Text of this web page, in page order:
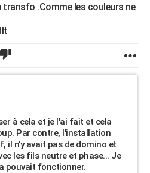
.Comme les couleurs ne
à cela et je l'ai fait et cela
Par contre, l'installation
il n'y avait pas de domino et
les fils neutre et phase... Je
pouvait fonctionner.